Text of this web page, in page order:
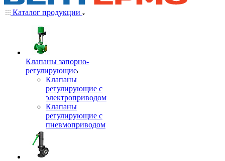
Каталог продукции
Клапаны запорно-
регулирующие
Клапаны
регулирующие с
электроприводом
Клапаны
регулирующие с
пневмоприводом